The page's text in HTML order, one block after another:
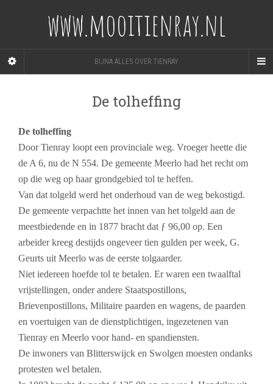
www.mooitienray.nl
BIJNA ALLES OVER TIENRAY
De tolheffing
De tolheffing
Door Tienray loopt een provinciale weg. Vroeger heette die
de A 6, nu de N 554. De gemeente Meerlo had het recht om
op die weg op haar grondgebied tol te heffen.
Van dat tolgeld werd het onderhoud van de weg bekostigd.
De gemeente verpachtte het innen van het tolgeld aan de
meestbiedende en in 1877 bracht dat ƒ 96,00 op. Een
arbeider kreeg destijds ongeveer tien gulden per week, G.
Geurts uit Meerlo was de eerste tolgaarder.
Niet iedereen hoefde tol te betalen. Er waren een twaalftal
vrijstellingen, onder andere Staatspostillons,
Brievenpostillons, Militaire paarden en wagens, de paarden
en voertuigen van de dienstplichtigen, ingezetenen van
Tienray en Meerlo voor hand- en spandiensten.
De inwoners van Blitterswijck en Swolgen moesten ondanks
protesten wel betalen.